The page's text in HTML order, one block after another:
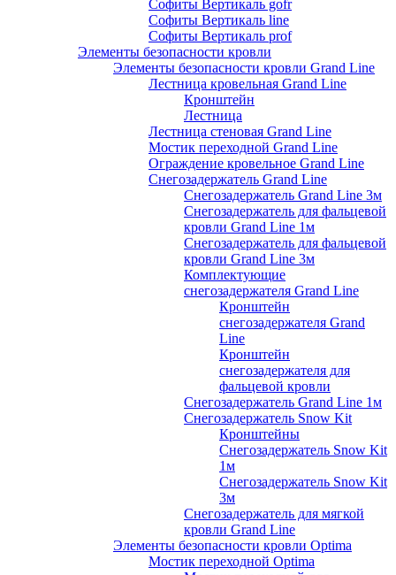
Софиты Вертикаль gofr
Софиты Вертикаль line
Софиты Вертикаль prof
Элементы безопасности кровли
Элементы безопасности кровли Grand Line
Лестница кровельная Grand Line
Кронштейн
Лестница
Лестница стеновая Grand Line
Мостик переходной Grand Line
Ограждение кровельное Grand Line
Снегозадержатель Grand Line
Снегозадержатель Grand Line 3м
Снегозадержатель для фальцевой
кровли Grand Line 1м
Снегозадержатель для фальцевой
кровли Grand Line 3м
Комплектующие
снегозадержателя Grand Line
Кронштейн
снегозадержателя Grand
Line
Кронштейн
снегозадержателя для
фальцевой кровли
Снегозадержатель Grand Line 1м
Снегозадержатель Snow Kit
Кронштейны
Снегозадержатель Snow Kit
1м
Снегозадержатель Snow Kit
3м
Снегозадержатель для мягкой
кровли Grand Line
Элементы безопасности кровли Optima
Мостик переходной Optima